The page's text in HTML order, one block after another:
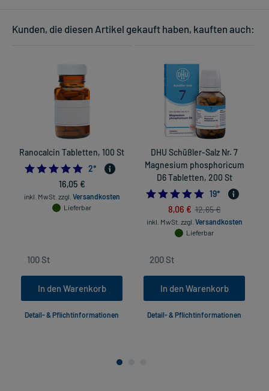
Kunden, die diesen Artikel gekauft haben, kauften auch:
Ranocalcin Tabletten, 100 St
5.0
2*
16,05 €
inkl. MwSt. zzgl. Versandkosten
Lieferbar
In den Warenkorb
Detail- & Pflichtinformationen
DHU Schüßler-Salz Nr. 7
Magnesium phosphoricum
D6 Tabletten, 200 St
19*
8,06 € 12,65 €
inkl. MwSt. zzgl. Versandkosten
Lieferbar
In den Warenkorb
Detail- & Pflichtinformationen